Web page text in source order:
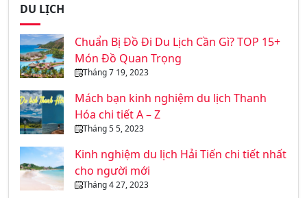
DU LỊCH
Chuẩn Bị Đồ Đi Du Lịch Cần Gì? TOP 15+
Món Đồ Quan Trọng
Tháng 7 19, 2023
Mách bạn kinh nghiệm du lịch Thanh
Hóa chi tiết A – Z
Tháng 5 5, 2023
Kinh nghiệm du lịch Hải Tiến chi tiết nhất
cho người mới
Tháng 4 27, 2023